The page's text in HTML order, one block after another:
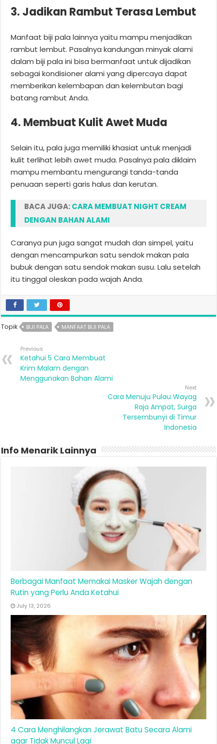
3. Jadikan Rambut Terasa Lembut
Manfaat biji pala lainnya yaitu mampu menjadikan
rambut lembut. Pasalnya kandungan minyak alami
dalam biji pala ini bisa bermanfaat untuk dijadikan
sebagai kondisioner alami yang dipercaya dapat
memberikan kelembapan dan kelembutan bagi
batang rambut Anda.
4. Membuat Kulit Awet Muda
Selain itu, pala juga memiliki khasiat untuk menjadi
kulit terlihat lebih awet muda. Pasalnya pala diklaim
mampu membantu mengurangi tanda-tanda
penuaan seperti garis halus dan kerutan.
BACA JUGA:CARA MEMBUAT NIGHT CREAM
DENGAN BAHAN ALAMI
Caranya pun juga sangat mudah dan simpel, yaitu
dengan mencampurkan satu sendok makan pala
bubuk dengan satu sendok makan susu. Lalu setelah
itu tinggal oleskan pada wajah Anda.
Topik BIJI PALA MANFAAT BIJI PALA
Previous
Ketahui 5 Cara Membuat
Krim Malam dengan
Menggunakan Bahan Alami
Next
Cara Menuju Pulau Wayag
Raja Ampat, Surga
Tersembunyi di Timur
Indonesia
Info Menarik Lainnya
Berbagai Manfaat Memakai Masker Wajah dengan
Rutin yang Perlu Anda Ketahui
July 13, 2026
4 Cara Menghilangkan Jerawat Batu Secara Alami
agar Tidak Muncul Lagi